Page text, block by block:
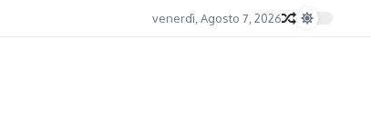
venerdì, Agosto 7, 2026